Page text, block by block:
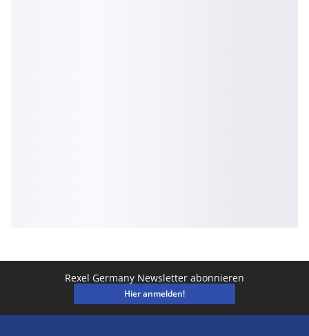
Rexel Germany Newsletter abonnieren
Hier anmelden!